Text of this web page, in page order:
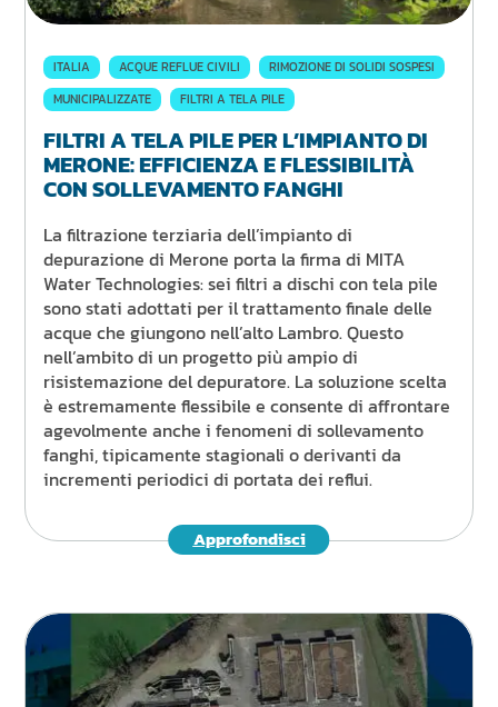
ITALIA ACQUE REFLUE CIVILI
RIMOZIONE DI SOLIDI SOSPESI
MUNICIPALIZZATE
FILTRI A TELA PILE
FILTRI A TELA PILE PER L’IMPIANTO DI
MERONE: EFFICIENZA E FLESSIBILITÀ
CON SOLLEVAMENTO FANGHI
La filtrazione terziaria dell’impianto di
depurazione di Merone porta la firma di MITA
Water Technologies: sei filtri a dischi con tela pile
sono stati adottati per il trattamento finale delle
acque che giungono nell’alto Lambro. Questo
nell’ambito di un progetto più ampio di
risistemazione del depuratore. La soluzione scelta
è estremamente flessibile e consente di affrontare
agevolmente anche i fenomeni di sollevamento
fanghi, tipicamente stagionali o derivanti da
incrementi periodici di portata dei reflui.
Approfondisci